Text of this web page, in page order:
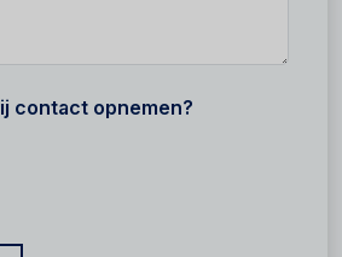
contact opnemen?